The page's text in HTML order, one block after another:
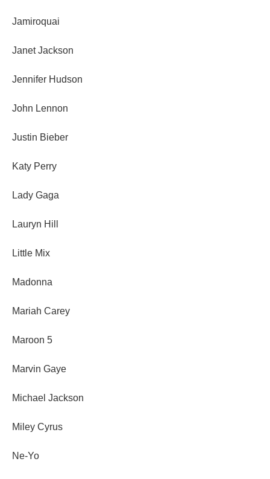
Jamiroquai
Janet Jackson
Jennifer Hudson
John Lennon
Justin Bieber
Katy Perry
Lady Gaga
Lauryn Hill
Little Mix
Madonna
Mariah Carey
Maroon 5
Marvin Gaye
Michael Jackson
Miley Cyrus
Ne-Yo